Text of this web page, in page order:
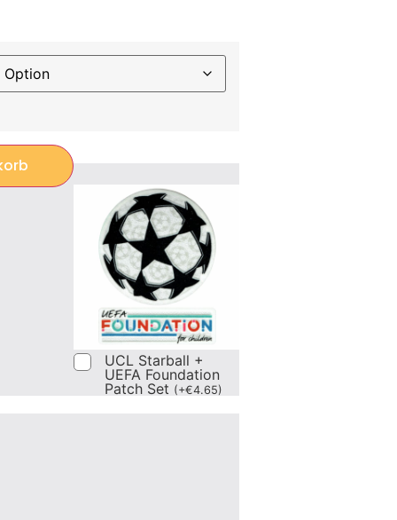
UCL Starball +
UEFA Foundation
Patch Set (+€4.65)